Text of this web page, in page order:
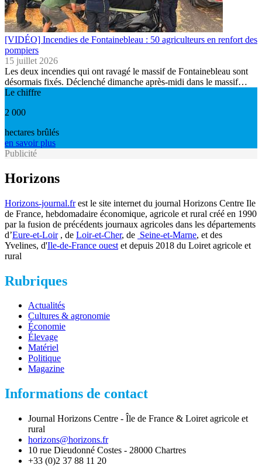
[VIDÉO] Incendies de Fontainebleau : 50 agriculteurs en renfort des
pompiers
15 juillet 2026
Les deux incendies qui ont ravagé le massif de Fontainebleau sont
désormais fixés. Déclenché dimanche après-midi dans le massif…
Le chiffre
2 000
hectares brûlés
en savoir plus
Publicité
Horizons
Horizons-journal.frest le site internet du journal Horizons Centre Ile
de France, hebdomadaire économique, agricole et rural créé en 1990
par la fusion de précédents journaux agricoles dans les départements
d’Eure-et-Loir, de Loir-et-Cher, de Seine-et-Marne, et des
Yvelines, d'Ile-de-France ouest et depuis 2018 du Loiret agricole et
rural
Rubriques
Actualités
Cultures & agronomie
Économie
Élevage
Matériel
Politique
Magazine
Informations de contact
Journal Horizons Centre - Île de France & Loiret agricole et
rural
horizons@horizons.fr
10 rue Dieudonné Costes - 28000 Chartres
+33 (0)2 37 88 11 20